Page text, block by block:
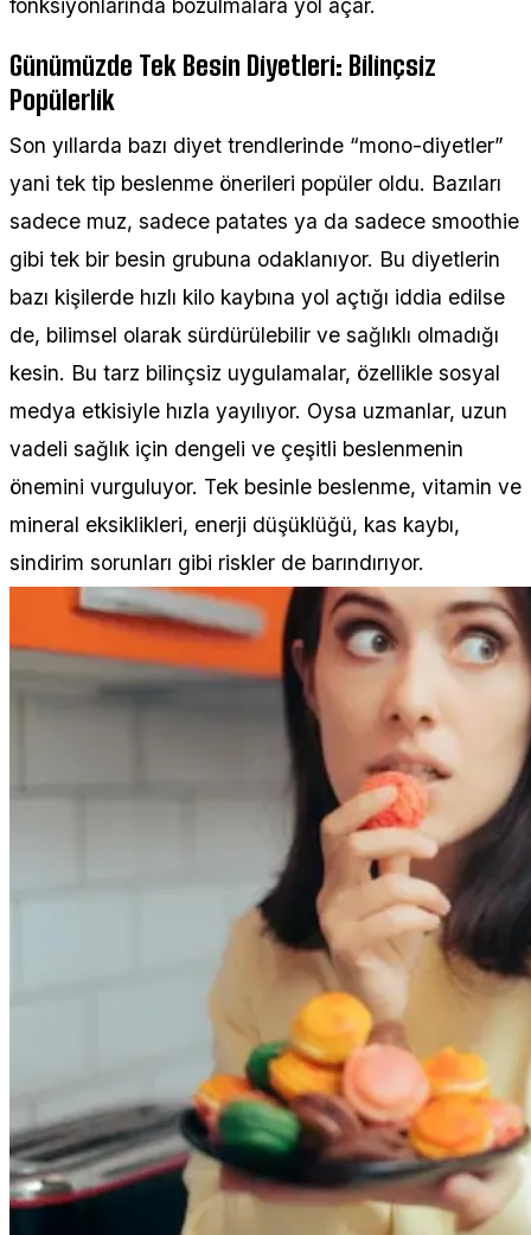
fonksiyonlarında bozulmalara yol açar.
Günümüzde Tek Besin Diyetleri: Bilinçsiz
Popülerlik
Son yıllarda bazı diyet trendlerinde “mono-diyetler”
yani tek tip beslenme önerileri popüler oldu. Bazıları
sadece muz, sadece patates ya da sadece smoothie
gibi tek bir besin grubuna odaklanıyor. Bu diyetlerin
bazı kişilerde hızlı kilo kaybına yol açtığı iddia edilse
de, bilimsel olarak sürdürülebilir ve sağlıklı olmadığı
kesin. Bu tarz bilinçsiz uygulamalar, özellikle sosyal
medya etkisiyle hızla yayılıyor. Oysa uzmanlar, uzun
vadeli sağlık için dengeli ve çeşitli beslenmenin
önemini vurguluyor. Tek besinle beslenme, vitamin ve
mineral eksiklikleri, enerji düşüklüğü, kas kaybı,
sindirim sorunları gibi riskler de barındırıyor.